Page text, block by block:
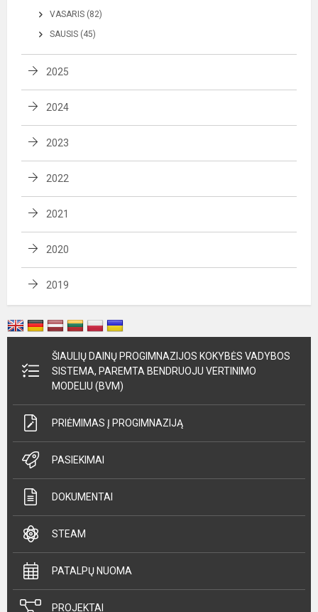
VASARIS (82)
SAUSIS (45)
2025
2024
2023
2022
2021
2020
2019
ŠIAULIŲ DAINŲ PROGIMNAZIJOS KOKYBĖS VADYBOS
SISTEMA, PAREMTA BENDRUOJU VERTINIMO
MODELIU (BVM)
PRIĖMIMAS Į PROGIMNAZIJĄ
PASIEKIMAI
DOKUMENTAI
STEAM
PATALPŲ NUOMA
PROJEKTAI